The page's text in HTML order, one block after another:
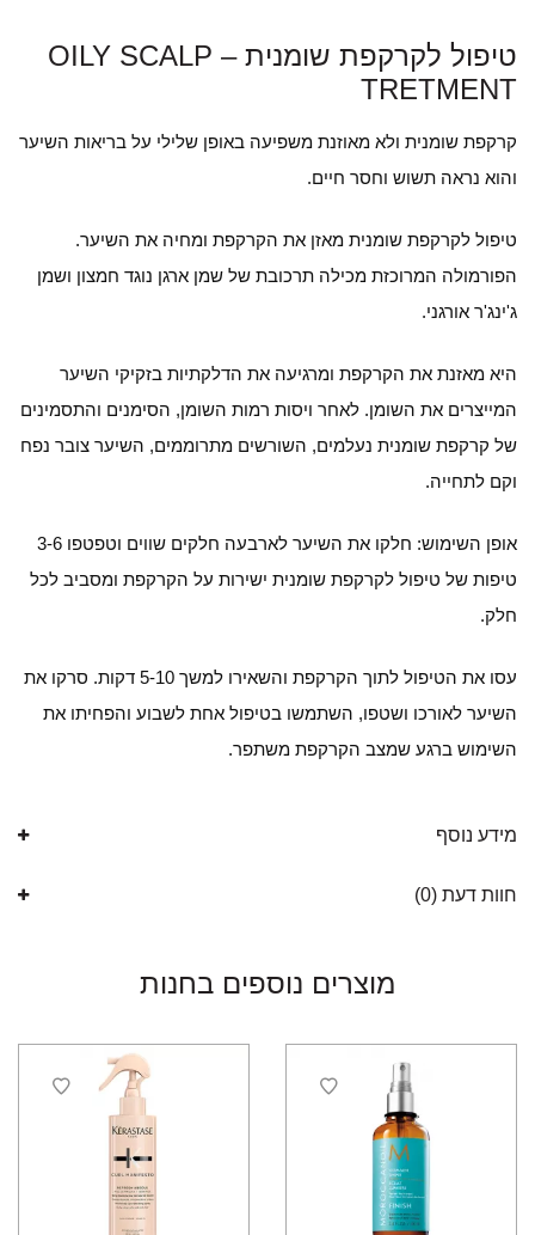
טיפול לקרקפת שומנית – OILY SCALP
TRETMENT
קרקפת שומנית ולא מאוזנת משפיעה באופן שלילי על בריאות השיער
והוא נראה תשוש וחסר חיים.
טיפול לקרקפת שומנית מאזן את הקרקפת ומחיה את השיער.
הפורמולה המרוכזת מכילה תרכובת של שמן ארגן נוגד חמצון ושמן
ג'ינג'ר אורגני.
היא מאזנת את הקרקפת ומרגיעה את הדלקתיות בזקיקי השיער
המייצרים את השומן. לאחר ויסות רמות השומן, הסימנים והתסמינים
של קרקפת שומנית נעלמים, השורשים מתרוממים, השיער צובר נפח
וקם לתחייה.
אופן השימוש: חלקו את השיער לארבעה חלקים שווים וטפטפו 3-6
טיפות של טיפול לקרקפת שומנית ישירות על הקרקפת ומסביב לכל
חלק.
עסו את הטיפול לתוך הקרקפת והשאירו למשך 5-10 דקות. סרקו את
השיער לאורכו ושטפו, השתמשו בטיפול אחת לשבוע והפחיתו את
השימוש ברגע שמצב הקרקפת משתפר.
מידע נוסף
חוות דעת (0)
מוצרים נוספים בחנות